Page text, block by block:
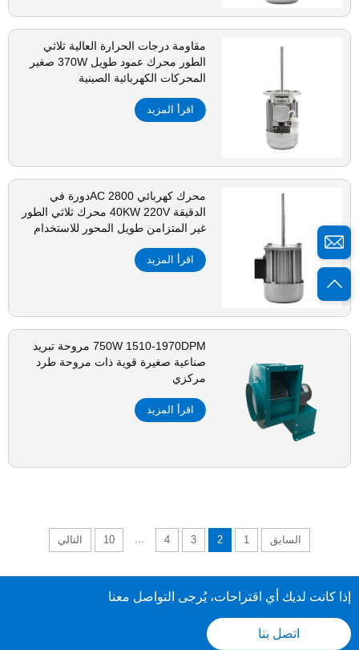
مقاومة درجات الحرارة العالية ثلاثي
الطور محرك عمود طويل 370W صغير
المحركات الكهربائية الصينية
اقرأ المزيد
محرك كهربائي AC 2800دورة في
الدقيقة 40KW 220V محرك ثلاثي الطور
غير المتزامن طويل المحور للاستخدام
اقرأ المزيد
750W 1510-1970DPM مروحة تبريد
صناعية صغيرة قوية ذات مروحة طرد
مركزي
اقرأ المزيد
السابق 1
2
3
4
10 التالي
إذا كانت لديك أي اقتراحات، يُرجى التواصل معنا
اتصل بنا